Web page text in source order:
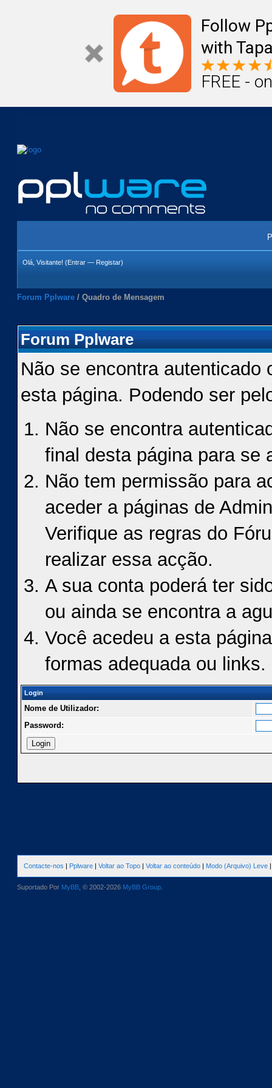
Follow
with
FREE -
Olá, Visitante! (Entrar — Registar)
Forum Pplware / Quadro de Mensagem
Forum Pplware
Não se encontra autenticado
esta página. Podendo ser
Não se encontra
final desta página para se
Não tem permissão para
aceder a páginas de
Verifique as regras do
realizar essa acção.
A sua conta poderá ter
ou ainda se encontra a
Você acedeu a esta
formas adequada ou links.
Login
Nome de Utilizador:
Password:
Contacte-nos | Pplware | Voltar ao Topo | Voltar ao conteúdo | Modo (Arquivo) Leve
Suportado Por MyBB , © 2002-2026 MyBB Group